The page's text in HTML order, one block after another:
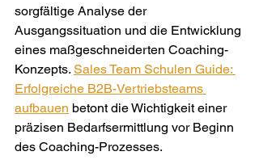
sorgfältige Analyse der
Ausgangssituation und die Entwicklung
eines maßgeschneiderten Coaching-
Konzepts. Sales Team Schulen Guide:
Erfolgreiche B2B-Vertriebsteams
aufbauen betont die Wichtigkeit einer
präzisen Bedarfsermittlung vor Beginn
des Coaching-Prozesses.